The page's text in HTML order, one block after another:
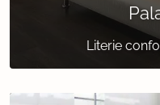
Literie